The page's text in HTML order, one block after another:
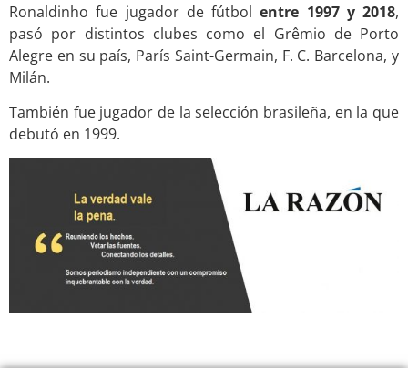
Ronaldinho fue jugador de fútbolentre 1997 y 2018,
pasó por distintos clubes como el Grêmio de Porto
Alegre en su país, París Saint-Germain, F. C. Barcelona, y
Milán.
También fue jugador de la selección brasileña, en la que
debutó en 1999.